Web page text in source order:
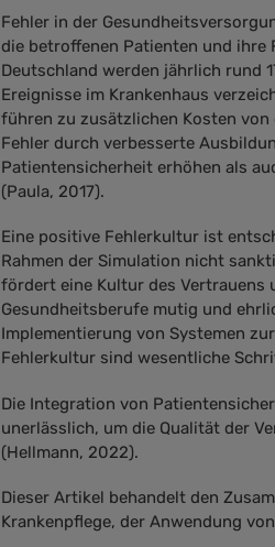
Fehler in der
die betroffenen Patienten und ihre
Deutschland werden jährlich rund
Ereignisse im Krankenhaus
führen zu zusätzlichen Kosten von
Fehler durch verbesserte
Patientensicherheit erhöhen als
(Paula, 2017).
Eine positive Fehlerkultur ist
Rahmen der Simulation nicht
fördert eine Kultur des Vertrauens
Gesundheitsberufe mutig und
Implementierung von Systemen
Fehlerkultur sind wesentliche
Die Integration von
unerlässlich, um die Qualität der
(Hellmann, 2022).
Dieser Artikel behandelt den
Krankenpflege, der Anwendung